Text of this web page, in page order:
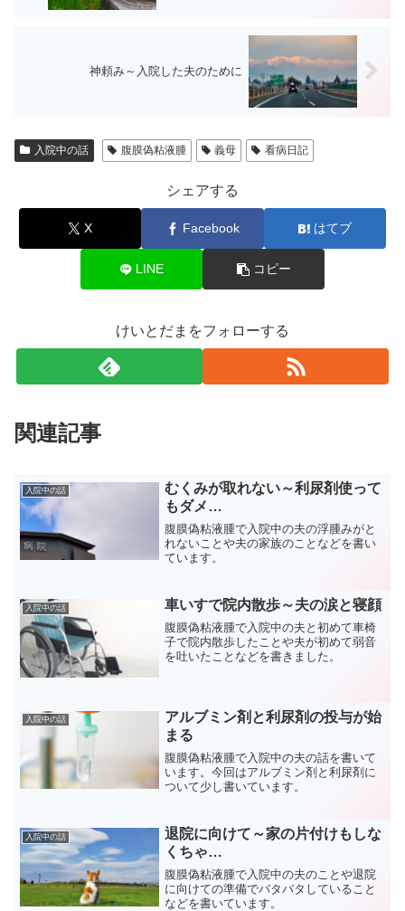
神頼み～入院した夫のために
入院中の話 腹膜偽粘液腫 義母 看病日記
シェアする
X Facebook はてブ
LINE コピー
けいとだまをフォローする
関連記事
入院中の話
むくみが取れない～利尿剤使って
もダメ…
腹膜偽粘液腫で入院中の夫の浮腫みがと
れないことや夫の家族のことなどを書い
ています。
入院中の話 車いすで院内散歩～夫の涙と寝顔
腹膜偽粘液腫で入院中の夫と初めて車椅
子で院内散歩したことや夫が初めて弱音
を吐いたことなどを書きました。
入院中の話
アルブミン剤と利尿剤の投与が始
まる
腹膜偽粘液腫で入院中の夫の話を書いて
います。今回はアルブミン剤と利尿剤に
ついて少し書いています。
入院中の話
退院に向けて～家の片付けもしな
くちゃ…
腹膜偽粘液腫で入院中の夫のことや退院
に向けての準備でバタバタしていること
などを書いています。